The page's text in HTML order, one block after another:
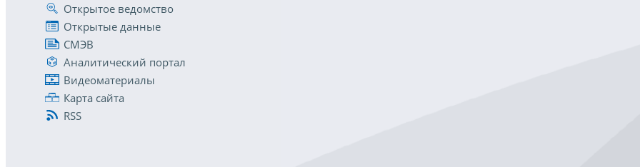
Открытое ведомство
Открытые данные
СМЭВ
Аналитический портал
Видеоматериалы
Карта сайта
RSS